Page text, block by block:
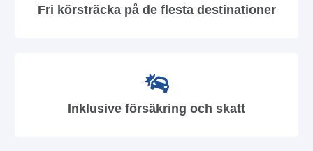
Fri körsträcka på de flesta destinationer
Inklusive försäkring och skatt